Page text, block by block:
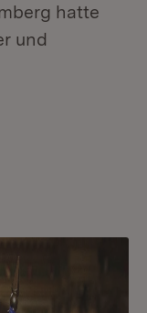
hatte
und